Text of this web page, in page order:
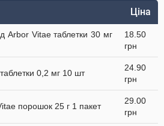
Ціна
Arbor Vitae таблетки 30 мг
18.50
грн
0,2 мг 10 шт
24.90
грн
порошок 25 г 1 пакет
29.00
грн